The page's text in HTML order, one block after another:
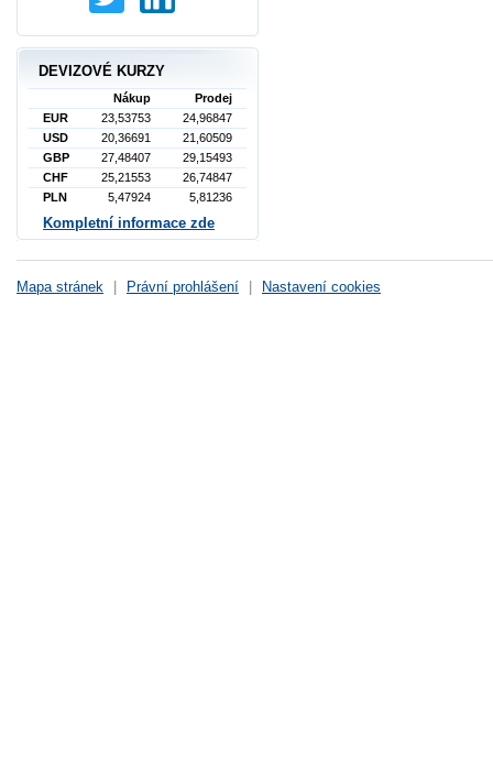
DEVIZOVÉ KURZY
Nákup
Prodej
EUR
23,53753
24,96847
USD
20,36691
21,60509
GBP
27,48407
29,15493
CHF
25,21553
26,74847
PLN
5,47924 5,81236
Kompletní informace zde
Mapa stránek Právní prohlášení Nastavení cookies